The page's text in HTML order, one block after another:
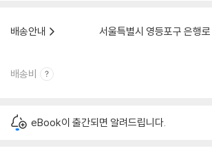
배송안내
서울특별시 영등포구 은행
배송비
eBook이 출간되면 알려드립니다.